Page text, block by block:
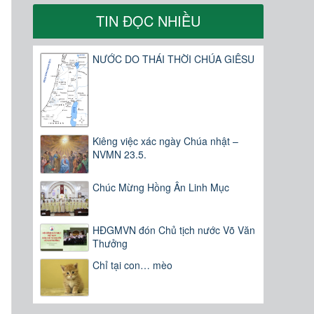
TIN ĐỌC NHIỀU
NƯỚC DO THÁI THỜI CHÚA GIÊSU
Kiêng việc xác ngày Chúa nhật –
NVMN 23.5.
Chúc Mừng Hồng Ân Linh Mục
HĐGMVN đón Chủ tịch nước Võ Văn
Thưởng
Chỉ tại con… mèo